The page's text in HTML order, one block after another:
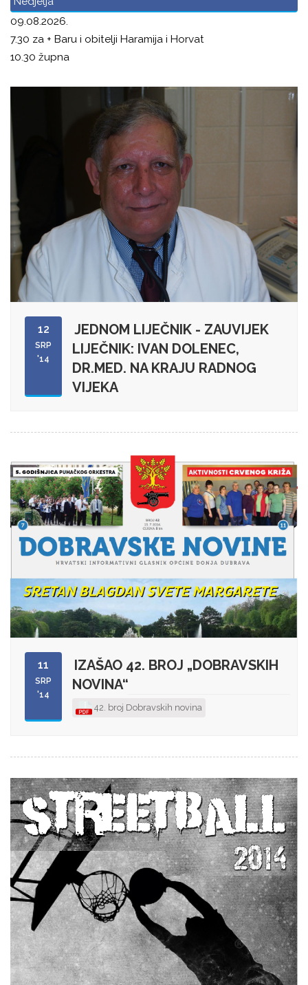
09.08.2026.
7.30 za + Baru i obitelji Haramija i Horvat
10.30 župna
12
SRP
'14
JEDNOM LIJEČNIK - ZAUVIJEK
LIJEČNIK: IVAN DOLENEC,
DR.MED. NA KRAJU RADNOG
VIJEKA
11
SRP
'14
IZAŠAO 42. BROJ „DOBRAVSKIH
NOVINA“
42. broj Dobravskih novina